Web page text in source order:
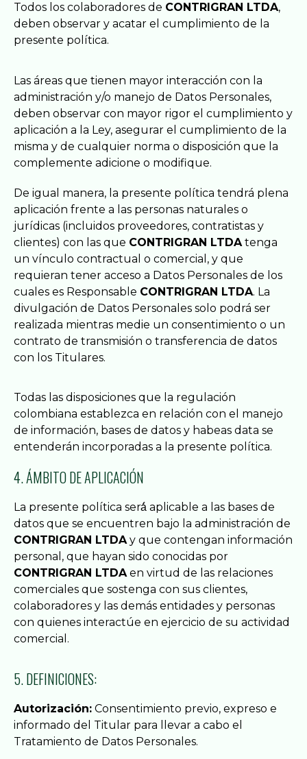
Todos los colaboradores de CONTRIGRAN LTDA,
deben observar y acatar el cumplimiento de la
presente política.
Las áreas que tienen mayor interacción con la
administración y/o manejo de Datos Personales,
deben observar con mayor rigor el cumplimiento y
aplicación a la Ley, asegurar el cumplimiento de la
misma y de cualquier norma o disposición que la
complemente adicione o modifique.
De igual manera, la presente política tendrá plena
aplicación frente a las personas naturales o
jurídicas (incluidos proveedores, contratistas y
clientes) con las que CONTRIGRAN LTDA tenga
un vínculo contractual o comercial, y que
requieran tener acceso a Datos Personales de los
cuales es Responsable CONTRIGRAN LTDA. La
divulgación de Datos Personales solo podrá ser
realizada mientras medie un consentimiento o un
contrato de transmisión o transferencia de datos
con los Titulares.
Todas las disposiciones que la regulación
colombiana establezca en relación con el manejo
de información, bases de datos y habeas data se
entenderán incorporadas a la presente política.
4. ÁMBITO DE APLICACIÓN
La presente política será́ aplicable a las bases de
datos que se encuentren bajo la administración de
CONTRIGRAN LTDAy que contengan información
personal, que hayan sido conocidas por
CONTRIGRAN LTDAen virtud de las relaciones
comerciales que sostenga con sus clientes,
colaboradores y las demás entidades y personas
con quienes interactúe en ejercicio de su actividad
comercial.
5. DEFINICIONES:
Autorización: Consentimiento previo, expreso e
informado del Titular para llevar a cabo el
Tratamiento de Datos Personales.